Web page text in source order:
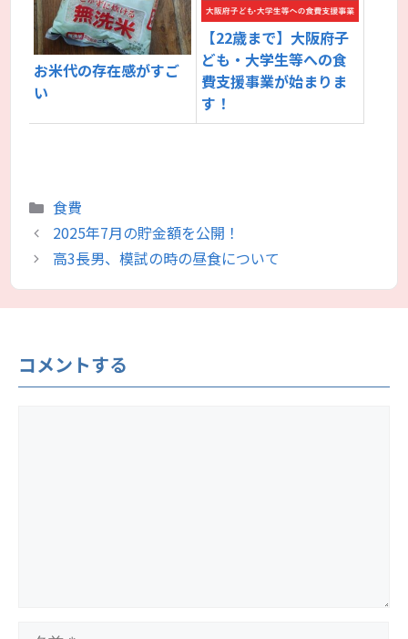
お米代の存在感がすご
い
【22歳まで】大阪府子
ども・大学生等への食
費支援事業が始まりま
す！
カ
テ
ゴ
リ
ー
食費
2025年7月の貯金額を公開！
高3長男、模試の時の昼食について
コメントする